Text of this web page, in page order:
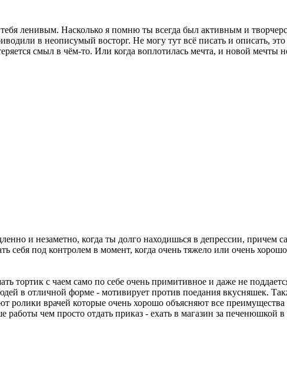
тебя ленивым. Насколько я помню ты всегда был активным и
в неописумый восторг. Не могу тут всё писать и описать,
смыл в чём-то. Или когда воплотилась мечта, и новой мечты
и незаметно, когда ты долго находишься в депрессии, причем
себя под контролем в момент, когда очень тяжело или очень
тортик с чаем само по себе очень примитивное и даже не
в отличной форме - мотивирует против поедания вкусняшек.
врачей которые очень хорошо объясняют все преимущества
работы чем просто отдать приказ - ехать в магазин за печенюшкой